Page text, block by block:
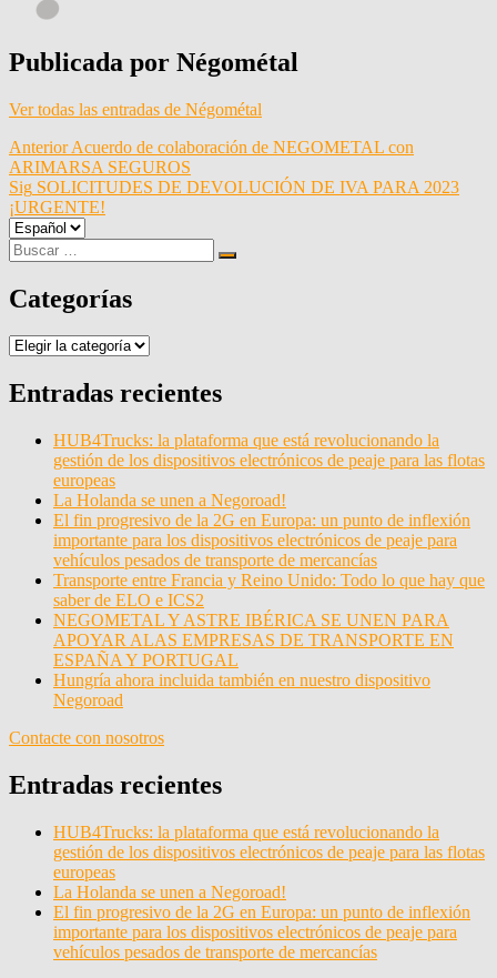
Publicada por Négométal
Ver todas las entradas de Négométal
Navegación
de
entradas
Anterior Acuerdo de colaboración de NEGOMETAL con
ARIMARSA SEGUROS
Sig SOLICITUDES DE DEVOLUCIÓN DE IVA PARA 2023
¡URGENTE!
Elegir
un
idioma
Buscar:
Buscar
Categorías
Categorías
Entradas recientes
HUB4Trucks: la plataforma que está revolucionando la
gestión de los dispositivos electrónicos de peaje para las flotas
europeas
La Holanda se unen a Negoroad!
El fin progresivo de la 2G en Europa: un punto de inflexión
importante para los dispositivos electrónicos de peaje para
vehículos pesados de transporte de mercancías
Transporte entre Francia y Reino Unido: Todo lo que hay que
saber de ELO e ICS2
NEGOMETAL Y ASTRE IBÉRICA SE UNEN PARA
APOYAR ALAS EMPRESAS DE TRANSPORTE EN
ESPAÑA Y PORTUGAL
Hungría ahora incluida también en nuestro dispositivo
Negoroad
Contacte con nosotros
Entradas recientes
HUB4Trucks: la plataforma que está revolucionando la
gestión de los dispositivos electrónicos de peaje para las flotas
europeas
La Holanda se unen a Negoroad!
El fin progresivo de la 2G en Europa: un punto de inflexión
importante para los dispositivos electrónicos de peaje para
vehículos pesados de transporte de mercancías